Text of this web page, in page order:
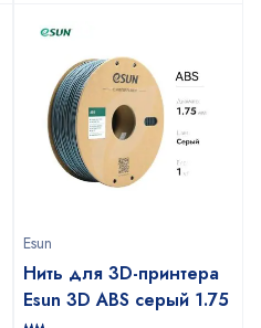
Esun
Нить для 3D-принтера
Esun 3D ABS серый 1.75